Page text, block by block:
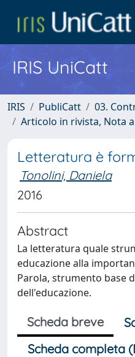
IRIS UniCatt
IRIS PubliCatt
03.
Articolo in rivista, Nota
Letteratura è
Tonolini, Daniela
2016
Abstract
La letteratura quale
educazione alla
Parola, strumento base
dell'educazione.
Scheda breve
Scheda completa